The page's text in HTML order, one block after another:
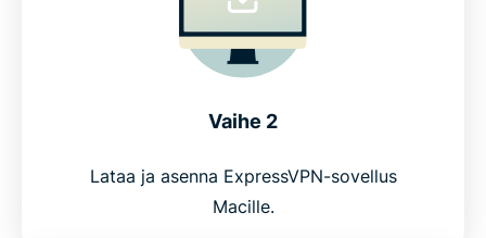
Vaihe 2
Lataa ja asenna ExpressVPN-sovellus
Macille.